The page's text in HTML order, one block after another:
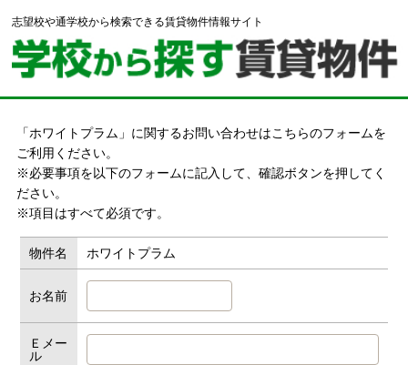
志望校や通学校から検索できる賃貸物件情報サイト
「ホワイトプラム」に関するお問い合わせはこちらのフォームを
ご利用ください。
※必要事項を以下のフォームに記入して、確認ボタンを押してく
ださい。
※項目はすべて必須です。
物件名 ホワイトプラム
お名前
Ｅメー
ル